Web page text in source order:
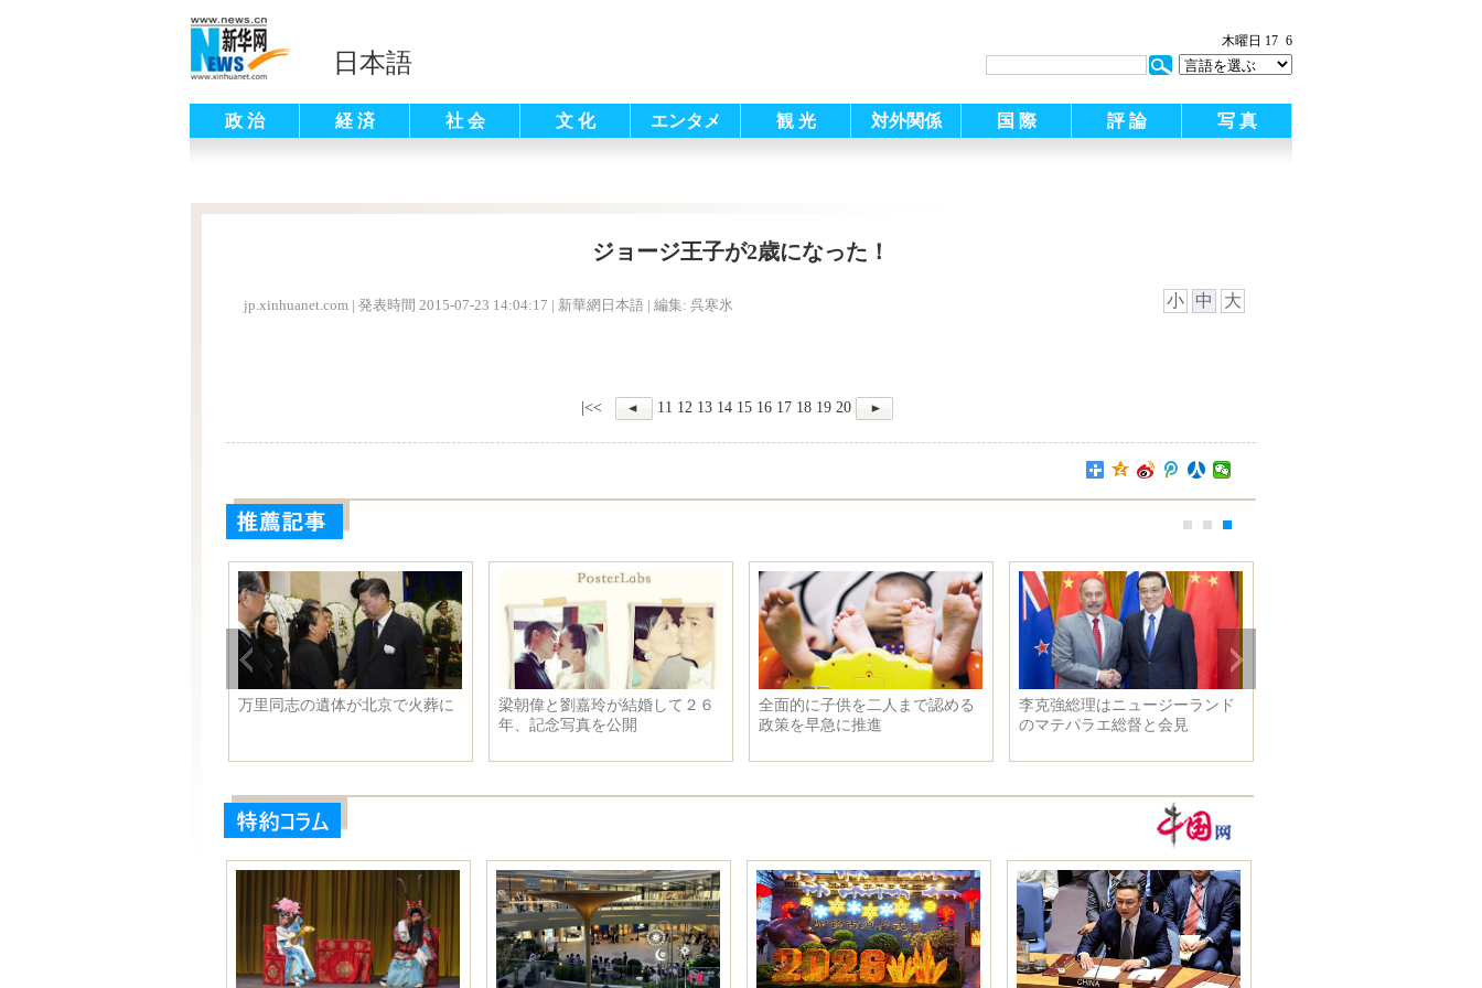
日本語
木曜日 17 6
政 治 経 済 社 会 文 化 エンタメ 観 光 対外関係 国 際 評 論 写 真
ジョージ王子が2歳になった！
jp.xinhuanet.com | 発表時間 2015-07-23 14:04:17 | 新華網日本語 | 編集: 呉寒氷 小 中 大
|<< 11 12 13 14 15 16 17 18 19 20
万里同志の遺体が北京で火葬に
梁朝偉と劉嘉玲が結婚して２６
年、記念写真を公開
全面的に子供を二人まで認める
政策を早急に推進
李克強総理はニュージーランド
のマテパラエ総督と会見